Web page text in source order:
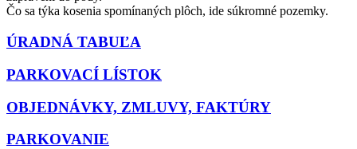
Čo sa týka kosenia spomínaných plôch, ide súkromné pozemky.
ÚRADNÁ TABUĽA
PARKOVACÍ LÍSTOK
OBJEDNÁVKY, ZMLUVY, FAKTÚRY
PARKOVANIE